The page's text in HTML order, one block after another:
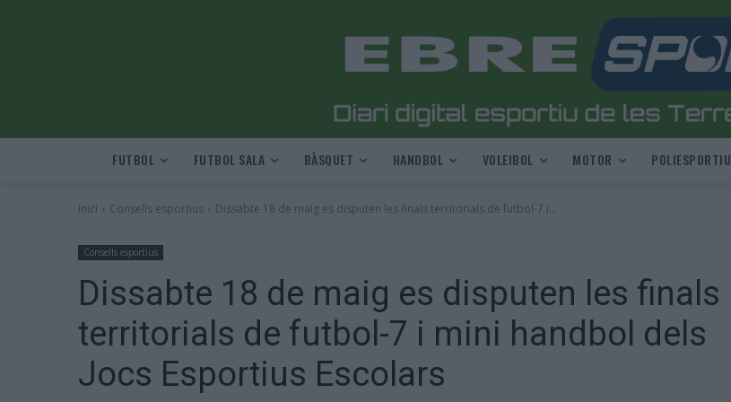
FUTBOL FUTBOL SALA BÀSQUET HANDBOL VOLEIBOL MOTOR POLIESPORTIU
Inici Consells esportius Dissabte 18 de maig es disputen les finals territorials de futbol-7 i...
Consells esportius
Dissabte 18 de maig es disputen les finals
territorials de futbol-7 i mini handbol dels
Jocs Esportius Escolars